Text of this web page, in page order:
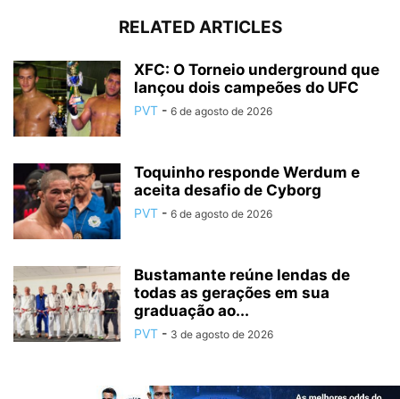
RELATED ARTICLES
XFC: O Torneio underground que
lançou dois campeões do UFC
PVT - 6 de agosto de 2026
Toquinho responde Werdum e
aceita desafio de Cyborg
PVT - 6 de agosto de 2026
Bustamante reúne lendas de
todas as gerações em sua
graduação ao...
PVT - 3 de agosto de 2026